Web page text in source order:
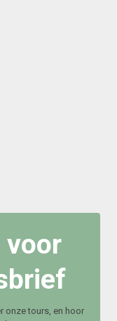
voor
onze tours, en hoor